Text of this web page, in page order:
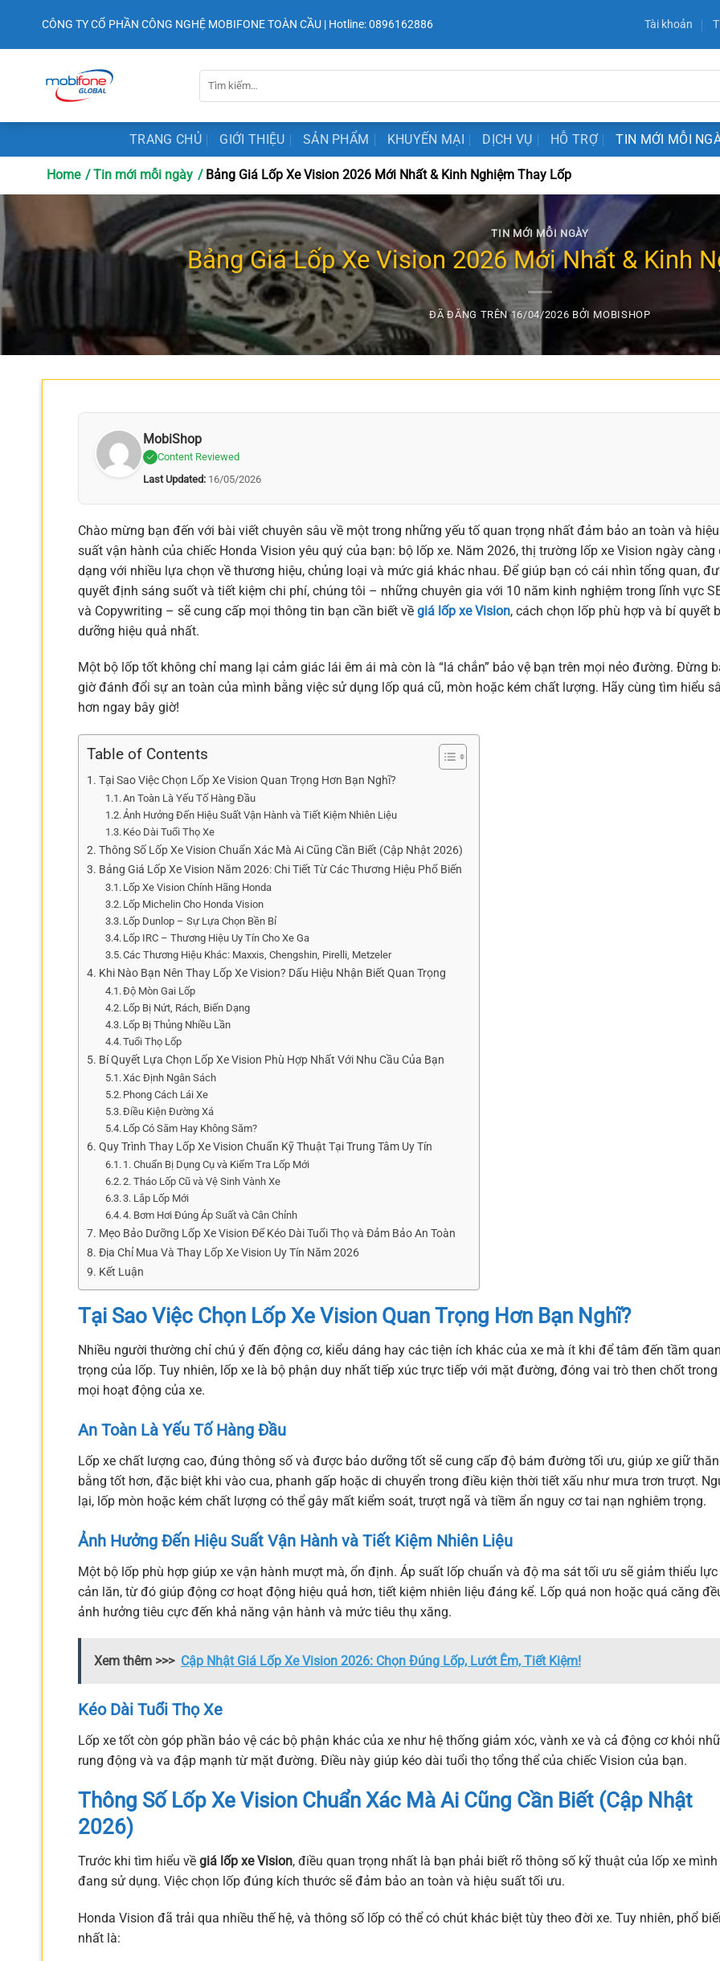
nội
CÔNG TY CỔ PHẦN CÔNG NGHỆ MOBIFONE TOÀN CẦU | Hotline: 0896162886 Tài khoản
kiếm:
TRANG CHỦ GIỚI THIỆU SẢN PHẨM KHUYẾN MẠI DỊCH VỤ HỖ TRỢ TIN MỚI MỖI
Home Tin mới mỗi ngày Bảng Giá Lốp Xe Vision 2026 Mới Nhất & Kinh Nghiệm Thay Lốp
TIN MỚI MỖI NGÀY
Bảng Giá Lốp Xe Vision 2026 Mới Nhất & Kinh
ĐÃ ĐĂNG TRÊN16/04/2026 BỞI MOBISHOP
MobiShop
Content Reviewed
Last Updated: 16/05/2026
Chào mừng bạn đến với bài viết chuyên sâu về một trong những yếu tố quan trọng nhất đảm bảo an toàn và hiệu
suất vận hành của chiếc Honda Vision yêu quý của bạn: bộ lốp xe. Năm 2026, thị trường lốp xe Vision ngày càng
dạng với nhiều lựa chọn về thương hiệu, chủng loại và mức giá khác nhau. Để giúp bạn có cái nhìn tổng quan,
quyết định sáng suốt và tiết kiệm chi phí, chúng tôi – những chuyên gia với 10 năm kinh nghiệm trong lĩnh vực
và Copywriting – sẽ cung cấp mọi thông tin bạn cần biết về giá lốp xe Vision, cách chọn lốp phù hợp và bí quyết
dưỡng hiệu quả nhất.
Một bộ lốp tốt không chỉ mang lại cảm giác lái êm ái mà còn là “lá chắn” bảo vệ bạn trên mọi nẻo đường. Đừng
giờ đánh đổi sự an toàn của mình bằng việc sử dụng lốp quá cũ, mòn hoặc kém chất lượng. Hãy cùng tìm hiểu
hơn ngay bây giờ!
Table of Contents
Tại Sao Việc Chọn Lốp Xe Vision Quan Trọng Hơn Bạn Nghĩ?
An Toàn Là Yếu Tố Hàng Đầu
Ảnh Hưởng Đến Hiệu Suất Vận Hành và Tiết Kiệm Nhiên Liệu
Kéo Dài Tuổi Thọ Xe
Thông Số Lốp Xe Vision Chuẩn Xác Mà Ai Cũng Cần Biết (Cập Nhật 2026)
Bảng Giá Lốp Xe Vision Năm 2026: Chi Tiết Từ Các Thương Hiệu Phổ Biến
Lốp Xe Vision Chính Hãng Honda
Lốp Michelin Cho Honda Vision
Lốp Dunlop – Sự Lựa Chọn Bền Bỉ
Lốp IRC – Thương Hiệu Uy Tín Cho Xe Ga
Các Thương Hiệu Khác: Maxxis, Chengshin, Pirelli, Metzeler
Khi Nào Bạn Nên Thay Lốp Xe Vision? Dấu Hiệu Nhận Biết Quan Trọng
Độ Mòn Gai Lốp
Lốp Bị Nứt, Rách, Biến Dạng
Lốp Bị Thủng Nhiều Lần
Tuổi Thọ Lốp
Bí Quyết Lựa Chọn Lốp Xe Vision Phù Hợp Nhất Với Nhu Cầu Của Bạn
Xác Định Ngân Sách
Phong Cách Lái Xe
Điều Kiện Đường Xá
Lốp Có Săm Hay Không Săm?
Quy Trình Thay Lốp Xe Vision Chuẩn Kỹ Thuật Tại Trung Tâm Uy Tín
1. Chuẩn Bị Dụng Cụ và Kiểm Tra Lốp Mới
2. Tháo Lốp Cũ và Vệ Sinh Vành Xe
3. Lắp Lốp Mới
4. Bơm Hơi Đúng Áp Suất và Cân Chỉnh
Mẹo Bảo Dưỡng Lốp Xe Vision Để Kéo Dài Tuổi Thọ và Đảm Bảo An Toàn
Địa Chỉ Mua Và Thay Lốp Xe Vision Uy Tín Năm 2026
Kết Luận
Tại Sao Việc Chọn Lốp Xe Vision Quan Trọng Hơn Bạn Nghĩ?
Nhiều người thường chỉ chú ý đến động cơ, kiểu dáng hay các tiện ích khác của xe mà ít khi để tâm đến tầm quan
trọng của lốp. Tuy nhiên, lốp xe là bộ phận duy nhất tiếp xúc trực tiếp với mặt đường, đóng vai trò then chốt trong
mọi hoạt động của xe.
An Toàn Là Yếu Tố Hàng Đầu
Lốp xe chất lượng cao, đúng thông số và được bảo dưỡng tốt sẽ cung cấp độ bám đường tối ưu, giúp xe giữ
bằng tốt hơn, đặc biệt khi vào cua, phanh gấp hoặc di chuyển trong điều kiện thời tiết xấu như mưa trơn trượt.
lại, lốp mòn hoặc kém chất lượng có thể gây mất kiểm soát, trượt ngã và tiềm ẩn nguy cơ tai nạn nghiêm trọng.
Ảnh Hưởng Đến Hiệu Suất Vận Hành và Tiết Kiệm Nhiên Liệu
Một bộ lốp phù hợp giúp xe vận hành mượt mà, ổn định. Áp suất lốp chuẩn và độ ma sát tối ưu sẽ giảm thiểu lực
cản lăn, từ đó giúp động cơ hoạt động hiệu quả hơn, tiết kiệm nhiên liệu đáng kể. Lốp quá non hoặc quá căng
ảnh hưởng tiêu cực đến khả năng vận hành và mức tiêu thụ xăng.
Xem thêm >>> Cập Nhật Giá Lốp Xe Vision 2026: Chọn Đúng Lốp, Lướt Êm, Tiết Kiệm!
Kéo Dài Tuổi Thọ Xe
Lốp xe tốt còn góp phần bảo vệ các bộ phận khác của xe như hệ thống giảm xóc, vành xe và cả động cơ khỏi
rung động và va đập mạnh từ mặt đường. Điều này giúp kéo dài tuổi thọ tổng thể của chiếc Vision của bạn.
Thông Số Lốp Xe Vision Chuẩn Xác Mà Ai Cũng Cần Biết (Cập Nhật
2026)
Trước khi tìm hiểu về giá lốp xe Vision, điều quan trọng nhất là bạn phải biết rõ thông số kỹ thuật của lốp xe mình
đang sử dụng. Việc chọn lốp đúng kích thước sẽ đảm bảo an toàn và hiệu suất tối ưu.
Honda Vision đã trải qua nhiều thế hệ, và thông số lốp có thể có chút khác biệt tùy theo đời xe. Tuy nhiên, phổ
nhất là: